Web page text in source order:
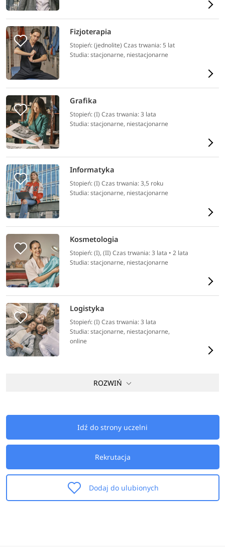
Fizjoterapia
Stopień: (jednolite) Czas trwania: 5 lat
Studia: stacjonarne, niestacjonarne
Grafika
Stopień: (I) Czas trwania: 3 lata
Studia: stacjonarne, niestacjonarne
Informatyka
Stopień: (I) Czas trwania: 3,5 roku
Studia: stacjonarne, niestacjonarne
Kosmetologia
Stopień: (I), (II) Czas trwania: 3 lata • 2 lata
Studia: stacjonarne, niestacjonarne
Logistyka
Stopień: (I) Czas trwania: 3 lata
Studia: stacjonarne, niestacjonarne,
online
ROZWIŃ
Idź do strony uczelni
Rekrutacja
Dodaj do ulubionych